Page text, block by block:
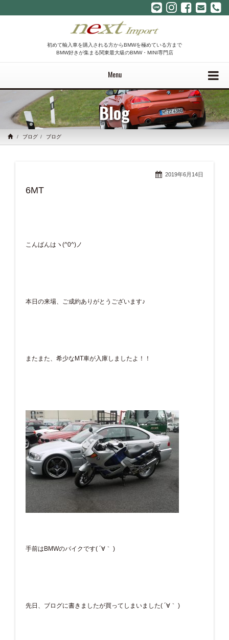
初めて輸入車を購入される方からBMWを極めている方まで
BMW好きが集まる関東最大級のBMW・MINI専門店
Menu
Blog
ブログ ブログ
2019年6月14日
6MT
こんばんはヽ(^0^)ノ
本日の来場、ご成約ありがとうございます♪
またまた、希少なMT車が入庫しましたよ！！
手前はBMWのバイクです( ´∀｀ )
先日、ブログに書きましたが買ってしまいました( ´∀｀ )